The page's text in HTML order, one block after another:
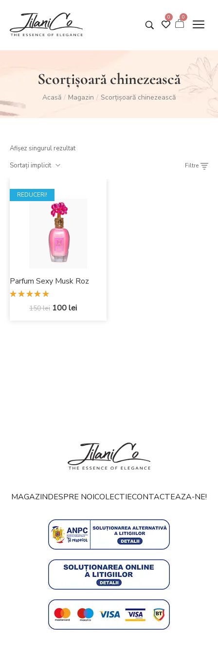
0 0
Scorțișoară chinezească
Acasă / Magazin / Scorțișoară chinezească
Afișez singurul rezultat
Sortați implicit
Filtre
REDUCERI!
Parfum Sexy Musk Roz
Evaluat
5.00
150lei 100lei
MAGAZINDESPRE NOICOLECTIECONTACTEAZA-NE!